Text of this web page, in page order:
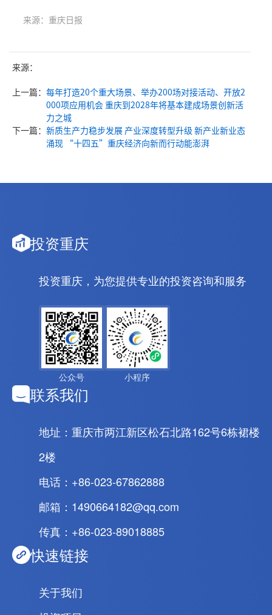
来源：重庆日报
来源：
上一篇： 每年打造20个重大场景、举办200场对接活动、开放2
000项应用机会 重庆到2028年将基本建成场景创新活
力之城
下一篇： 新质生产力稳步发展 产业深度转型升级 新产业新业态
涌现 “十四五”重庆经济向新而行动能澎湃
投资重庆
投资重庆，为您提供专业的投资咨询和服务
公众号 小程序
联系我们
地址：重庆市两江新区松石北路162号6栋裙楼
2楼
电话：+86-023-67862888
邮箱：1490664182@qq.com
传真：+86-023-89018885
快速链接
关于我们